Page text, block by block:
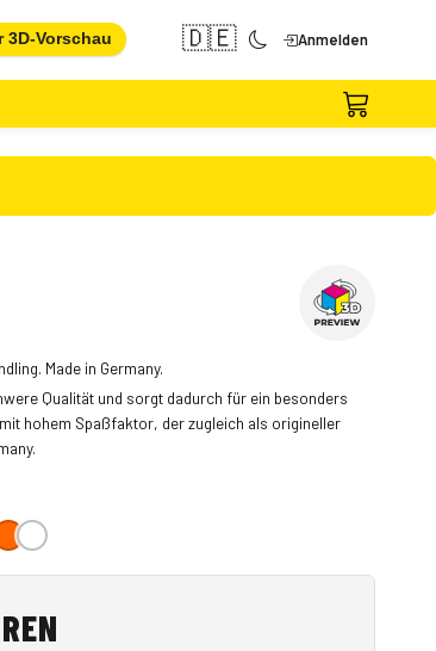
3D-Vorschau 🇩🇪 Anmelden
Made in Germany.
Qualität und sorgt dadurch für ein besonders
hohem Spaßfaktor, der zugleich als origineller